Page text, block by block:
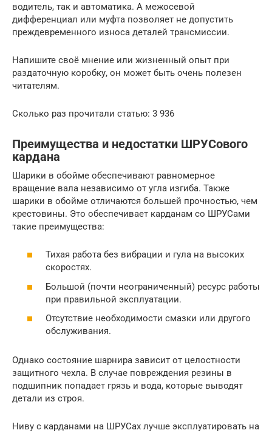
водитель, так и автоматика. А межосевой
дифференциал или муфта позволяет не допустить
преждевременного износа деталей трансмиссии.
Напишите своё мнение или жизненный опыт при
раздаточную коробку, он может быть очень полезен
читателям.
Сколько раз прочитали статью: 3 936
Преимущества и недостатки ШРУСового
кардана
Шарики в обойме обеспечивают равномерное
вращение вала независимо от угла изгиба. Также
шарики в обойме отличаются большей прочностью, чем
крестовины. Это обеспечивает карданам со ШРУСами
такие преимущества:
Тихая работа без вибрации и гула на высоких
скоростях.
Большой (почти неограниченный) ресурс работы
при правильной эксплуатации.
Отсутствие необходимости смазки или другого
обслуживания.
Однако состояние шарнира зависит от целостности
защитного чехла. В случае повреждения резины в
подшипник попадает грязь и вода, которые выводят
детали из строя.
Ниву с карданами на ШРУСах лучше эксплуатировать на